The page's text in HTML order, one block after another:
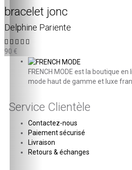
bracelet jonc
Delphine Pariente
90 €
FRENCH MODE est la boutique
mode haut de gamme et luxe
Service Clientèle
Contactez-nous
Paiement sécurisé
Livraison
Retours & échanges